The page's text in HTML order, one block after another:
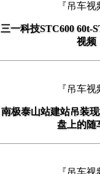
『吊车视
三一科技STC600 60t-
视频
『吊车视
南极泰山站建站吊装
盘上的随